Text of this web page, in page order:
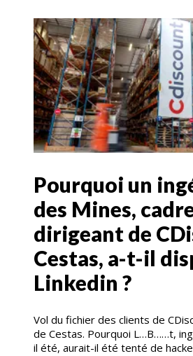
Pourquoi un
des Mines,
dirigeant de
Cestas, a-t-il
Linkedin ?
Vol du fichier des clients de
de Cestas. Pourquoi L…B……t,
il été, aurait-il été tenté de